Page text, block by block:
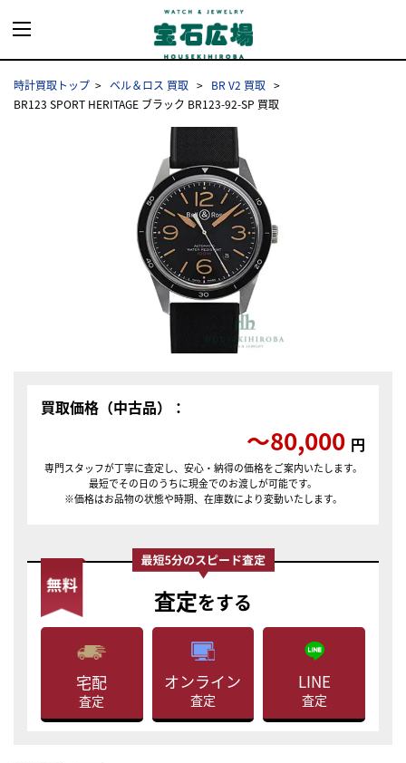
時計買取トップ ベル＆ロス 買取
BR V2 買取
BR123 SPORT HERITAGE ブラック BR123-92-SP 買取
買取価格（中古品）：
〜80,000 円
専門スタッフが丁寧に査定し、安心・納得の価格をご案内いたします。
最短でその日のうちに現金でのお渡しが可能です。
※価格はお品物の状態や時期、在庫数により変動いたします。
査定をする
宅配
査定
オンライン
査定
LINE
査定